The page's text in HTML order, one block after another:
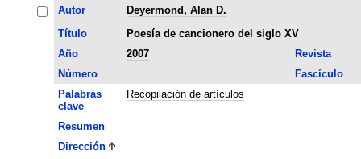
Autor
Deyermond, Alan D.
Título
Poesía de cancionero del siglo XV
Año
2007
Revista
Número
Fascículo
Palabras
clave
Recopilación de artículos
Resumen
Dirección